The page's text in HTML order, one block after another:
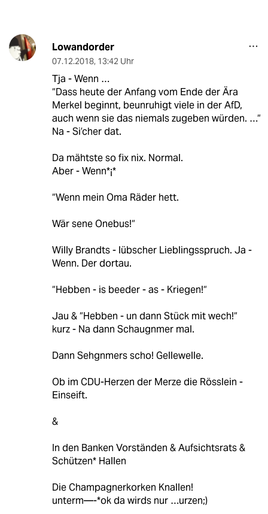
Lowandorder
07.12.2018, 13:42 Uhr
Tja - Wenn …
“Dass heute der Anfang vom Ende der Ära
Merkel beginnt, beunruhigt viele in der AfD,
auch wenn sie das niemals zugeben würden. …“
Na - Si’cher dat.
Da mähtste so fix nix. Normal.
Aber - Wenn*¡*
“Wenn mein Oma Räder hett.
Wär sene Onebus!“
Willy Brandts - lübscher Lieblingsspruch. Ja -
Wenn. Der dortau.
“Hebben - is beeder - as - Kriegen!“
Jau & “Hebben - un dann Stück mit wech!“
kurz - Na dann Schaugnmer mal.
Dann Sehgnmers scho! Gellewelle.
Ob im CDU-Herzen der Merze die Rösslein -
Einseift.
&
In den Banken Vorständen & Aufsichtsrats &
Schützen* Hallen
Die Champagnerkorken Knallen!
unterm—-*ok da wirds nur …urzen;)